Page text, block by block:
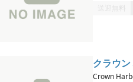
送迎無料
クラウ
Crown